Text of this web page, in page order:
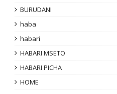
BURUDANI
haba
habari
HABARI MSETO
HABARI PICHA
HOME